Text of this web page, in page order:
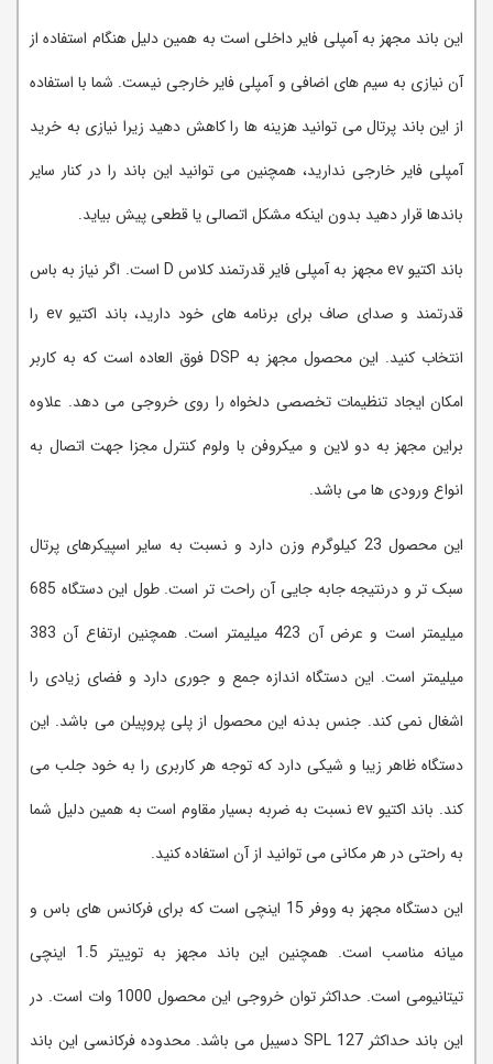
این باند مجهز به آمپلی فایر داخلی است به همین دلیل هنگام استفاده از
آن نیازی به سیم های اضافی و آمپلی فایر خارجی نیست. شما با استفاده
از این باند پرتال می توانید هزینه ها را کاهش دهید زیرا نیازی به خرید
آمپلی فایر خارجی ندارید، همچنین می توانید این باند را در کنار سایر
باندها قرار دهید بدون اینکه مشکل اتصالی یا قطعی پیش بیاید.
باند اکتیو ev مجهز به آمپلی فایر قدرتمند کلاس D است. اگر نیاز به باس
قدرتمند و صدای صاف برای برنامه های خود دارید، باند اکتیو ev را
انتخاب کنید. این محصول مجهز به DSP فوق العاده است که به کاربر
امکان ایجاد تنظیمات تخصصی دلخواه را روی خروجی می دهد. علاوه
براین مجهز به دو لاین و میکروفن با ولوم کنترل مجزا جهت اتصال به
انواع ورودی ها می باشد.
این محصول 23 کیلوگرم وزن دارد و نسبت به سایر اسپیکرهای پرتال
سبک تر و درنتیجه جابه جایی آن راحت تر است. طول این دستگاه 685
میلیمتر است و عرض آن 423 میلیمتر است. همچنین ارتفاع آن 383
میلیمتر است. این دستگاه اندازه جمع و جوری دارد و فضای زیادی را
اشغال نمی کند. جنس بدنه این محصول از پلی پروپیلن می باشد. این
دستگاه ظاهر زیبا و شیکی دارد که توجه هر کاربری را به خود جلب می
کند. باند اکتیو ev نسبت به ضربه بسیار مقاوم است به همین دلیل شما
به راحتی در هر مکانی می توانید از آن استفاده کنید.
این دستگاه مجهز به ووفر 15 اینچی است که برای فرکانس های باس و
میانه مناسب است. همچنین این باند مجهز به توییتر 1.5 اینچی
تیتانیومی است. حداکثر توان خروجی این محصول 1000 وات است. در
این باند حداکثر SPL 127 دسیبل می باشد. محدوده فرکانسی این باند